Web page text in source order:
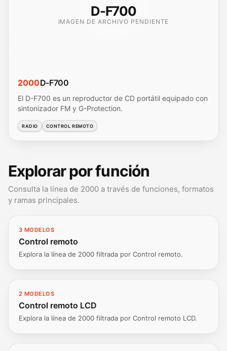
D-F700
IMAGEN DE ARCHIVO PENDIENTE
2000D-F700
El D-F700 es un reproductor de CD portátil equipado con
sintonizador FM y G-Protection.
RADIO CONTROL REMOTO
Explorar por función
Consulta la línea de 2000 a través de funciones, formatos
y ramas principales.
3 MODELOS
Control remoto
Explora la línea de 2000 filtrada por Control remoto.
2 MODELOS
Control remoto LCD
Explora la línea de 2000 filtrada por Control remoto LCD.